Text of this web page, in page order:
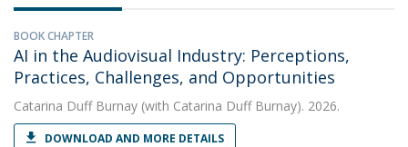
BOOK CHAPTER
AI in the Audiovisual Industry: Perceptions,
Practices, Challenges, and Opportunities
Catarina Duff Burnay (with Catarina Duff Burnay). 2026.
DOWNLOAD AND MORE DETAILS